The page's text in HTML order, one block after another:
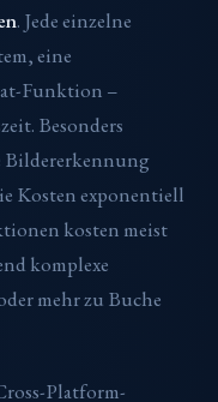
. Jede einzelne
eine
Funktion –
Besonders
Bildererkennung
Kosten exponentiell
kosten meist
komplexe
mehr zu Buche
Platform-